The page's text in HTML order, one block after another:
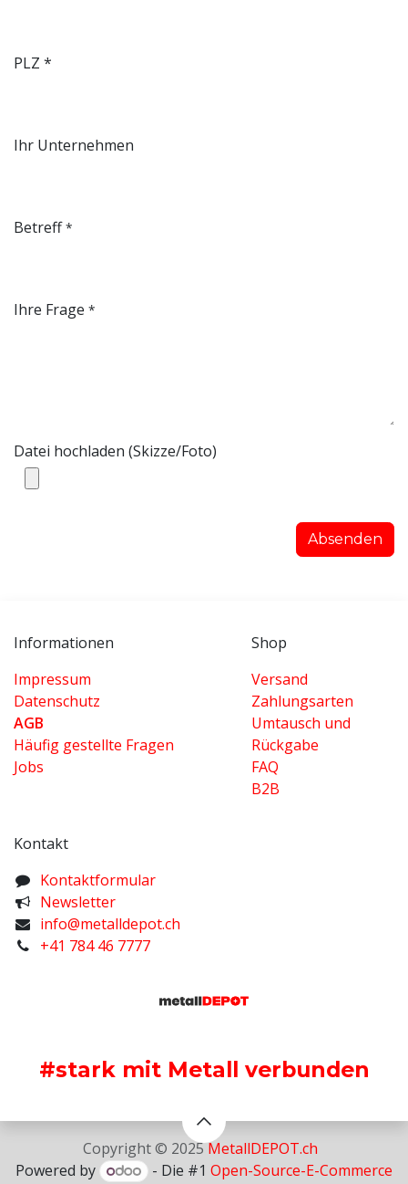
PLZ *
Ihr Unternehmen
Betreff*
Ihre Frage *
Datei hochladen (Skizze/Foto)
Absenden
Informationen
Impressum
Datenschutz
AGB
Häufig gestellte Fragen
Jobs
Shop
Versand
Zahlungsarten
Umtausch und
Rückgabe
FAQ
B2B
Kontakt
K​ontaktformular
Newsletter
info@metalldepot.ch
+41 784 46 7777
#stark mit Metall verbunden
Copyright © 2025MetallDEPOT.ch
Powered by
- Die #1Open-Source-E-Commerce